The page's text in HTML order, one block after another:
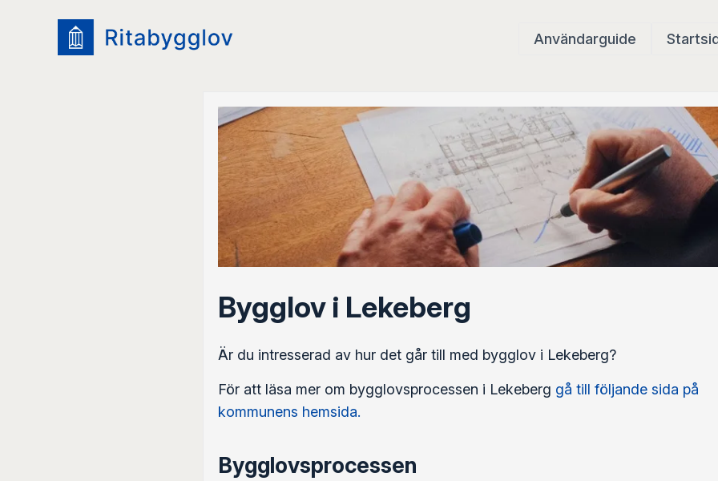
Användarguide
Bygglov i Lekeberg
Är du intresserad av hur det går till med bygglov i Lekeberg?
För att läsa mer om bygglovsprocessen i Lekeberg gå till följande sida på
kommunens hemsida.
Bygglovsprocessen